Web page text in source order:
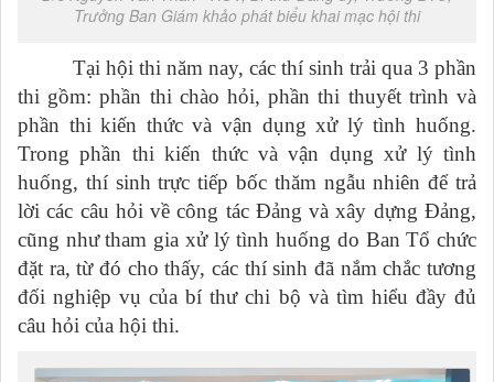
Trưởng Ban Giám khảo phát biểu khai mạc hội thi
Tại hội thi năm nay, các thí sinh trải qua 3 phần
thi gồm: phần thi chào hỏi, phần thi thuyết trình và
phần thi kiến thức và vận dụng xử lý tình huống.
Trongphần thi kiến thức và vận dụng xử lý tình
huống, thí sinh trực tiếp bốc thăm ngẫu nhiên để trả
lời các câu hỏi về công tác Đảng và xây dựng Đảng,
cũng như tham gia xử lý tình huống do Ban Tổ chức
đặt ra, từ đó cho thấy, các thí sinh đã nắm chắc tương
đối nghiệp vụ của bí thư chi bộ và tìm hiểu đầy đủ
câu hỏi của hội thi.